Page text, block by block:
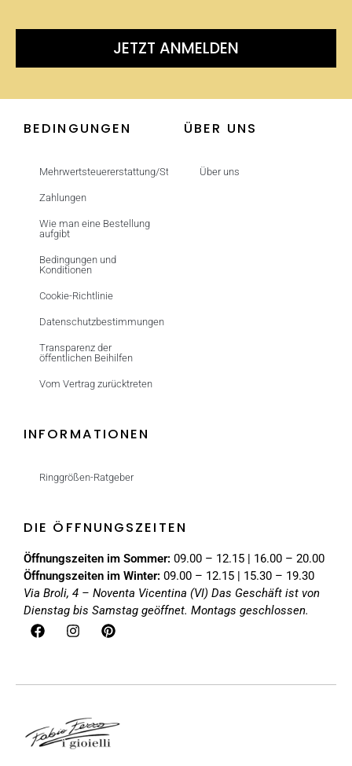
JETZT ANMELDEN
BEDINGUNGEN
Mehrwertsteuererstattung/Steuerfrei
Zahlungen
Wie man eine Bestellung
aufgibt
Bedingungen und
Konditionen
Cookie-Richtlinie
Datenschutzbestimmungen
Transparenz der
öffentlichen Beihilfen
Vom Vertrag zurücktreten
ÜBER UNS
Über uns
INFORMATIONEN
Ringgrößen-Ratgeber
DIE ÖFFNUNGSZEITEN
Öffnungszeiten im Sommer: 09.00 – 12.15 | 16.00 – 20.00
Öffnungszeiten im Winter: 09.00 – 12.15 | 15.30 – 19.30
Via Broli, 4 – Noventa Vicentina (VI) Das Geschäft ist von
Dienstag bis Samstag geöffnet. Montags geschlossen.